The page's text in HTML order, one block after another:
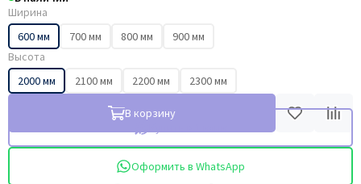
Ширина
600 мм
700 мм 800 мм
900 мм
Высота
2000 мм
2100 мм 2200 мм 2300 мм
В корзину
Оформить в WhatsApp